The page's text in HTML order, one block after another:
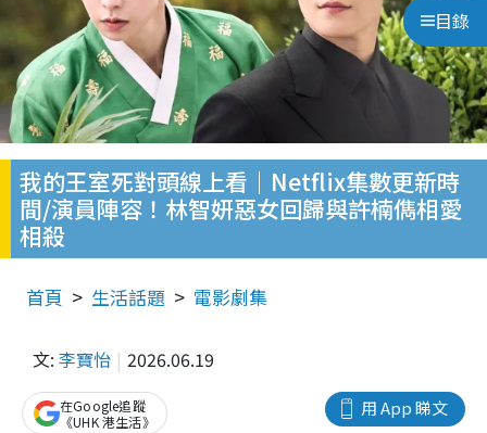
目錄
我的王室死對頭線上看｜Netflix集數更新時
間/演員陣容！林智妍惡女回歸與許楠儁相愛
相殺
首頁 生活話題 電影劇集
文: 李寶怡 2026.06.19
用 App 睇文
在Google追蹤
《UHK 港生活》